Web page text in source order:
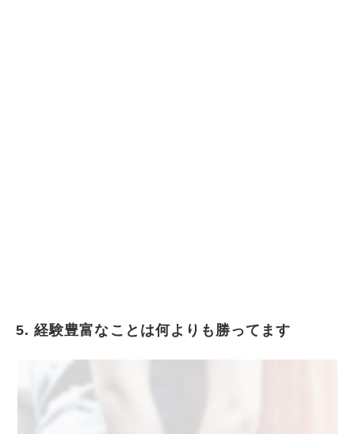
5. 経験豊富なことは何よりも勝ってます